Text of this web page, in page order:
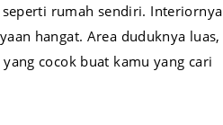
rumah sendiri. Interiornya
hangat. Area duduknya luas,
cocok buat kamu yang cari